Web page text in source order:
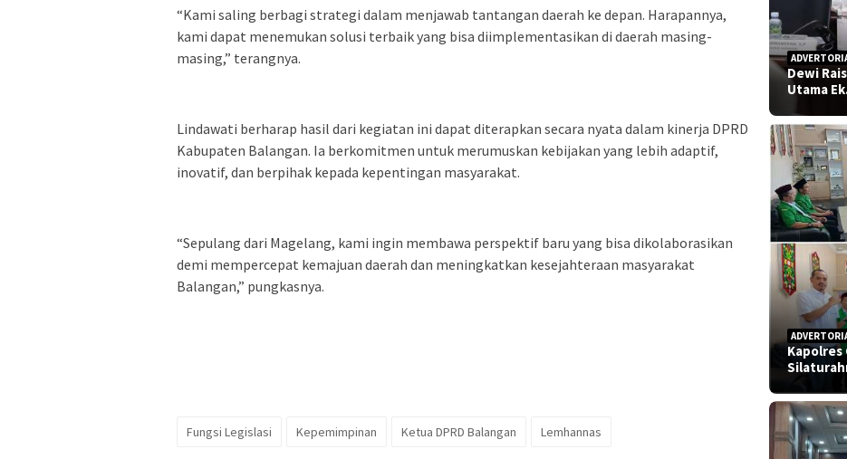
“Kami saling berbagi strategi dalam menjawab tantangan daerah ke depan. Harapannya,
kami dapat menemukan solusi terbaik yang bisa diimplementasikan di daerah masing-
masing,” terangnya.
Lindawati berharap hasil dari kegiatan ini dapat diterapkan secara nyata dalam kinerja DPRD
Kabupaten Balangan. Ia berkomitmen untuk merumuskan kebijakan yang lebih adaptif,
inovatif, dan berpihak kepada kepentingan masyarakat.
“Sepulang dari Magelang, kami ingin membawa perspektif baru yang bisa dikolaborasikan
demi mempercepat kemajuan daerah dan meningkatkan kesejahteraan masyarakat
Balangan,” pungkasnya.
Fungsi Legislasi Kepemimpinan Ketua DPRD Balangan Lemhannas
Dewi
Utama
Kapolres